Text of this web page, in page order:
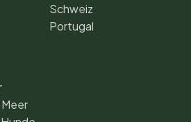
Schweiz
Portugal